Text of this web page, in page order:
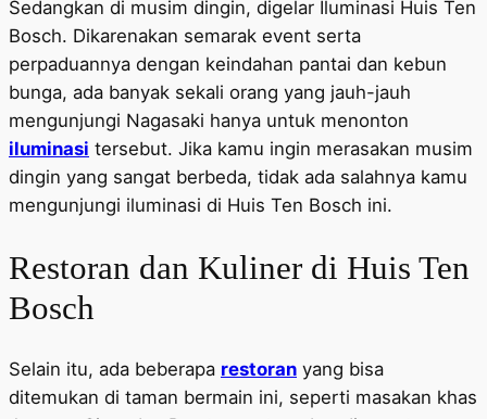
Sedangkan di musim dingin, digelar Iluminasi Huis Ten
Bosch. Dikarenakan semarak event serta
perpaduannya dengan keindahan pantai dan kebun
bunga, ada banyak sekali orang yang jauh-jauh
mengunjungi Nagasaki hanya untuk menonton
iluminasi tersebut. Jika kamu ingin merasakan musim
dingin yang sangat berbeda, tidak ada salahnya kamu
mengunjungi iluminasi di Huis Ten Bosch ini.
Restoran dan Kuliner di Huis Ten
Bosch
Selain itu, ada beberapa restoran yang bisa
ditemukan di taman bermain ini, seperti masakan khas